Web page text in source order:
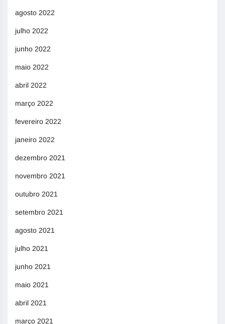
agosto 2022
julho 2022
junho 2022
maio 2022
abril 2022
março 2022
fevereiro 2022
janeiro 2022
dezembro 2021
novembro 2021
outubro 2021
setembro 2021
agosto 2021
julho 2021
junho 2021
maio 2021
abril 2021
março 2021